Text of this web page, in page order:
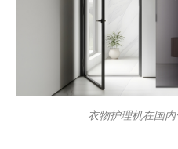
衣物护理机在国